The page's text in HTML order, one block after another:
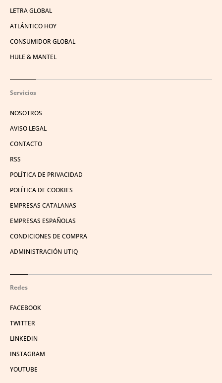
LETRA GLOBAL
ATLÁNTICO HOY
CONSUMIDOR GLOBAL
HULE & MANTEL
Servicios
NOSOTROS
AVISO LEGAL
CONTACTO
RSS
POLÍTICA DE PRIVACIDAD
POLÍTICA DE COOKIES
EMPRESAS CATALANAS
EMPRESAS ESPAÑOLAS
CONDICIONES DE COMPRA
ADMINISTRACIÓN UTIQ
Redes
FACEBOOK
TWITTER
LINKEDIN
INSTAGRAM
YOUTUBE